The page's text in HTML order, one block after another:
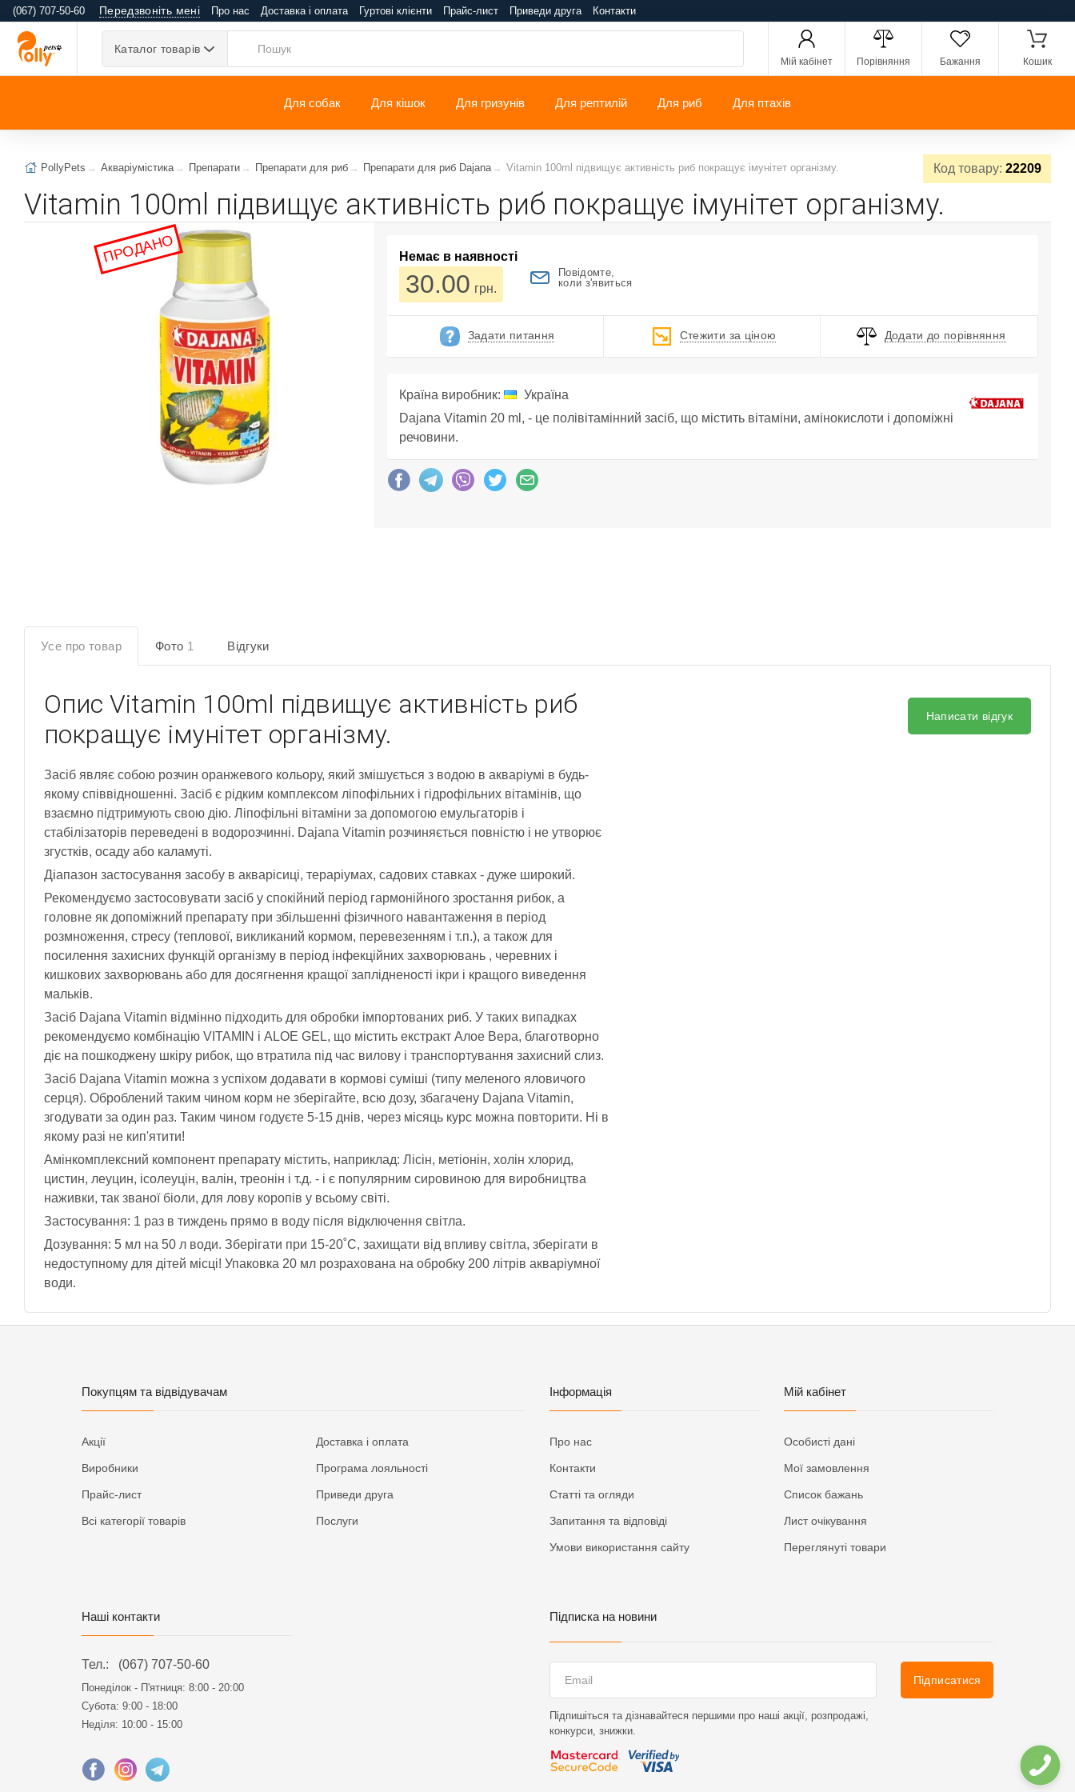
(067) 707-50-60 Передзвоніть мені Про нас Доставка і оплата Гуртові клієнти Прайс-лист Приведи друга Контакти
Каталог товарів
Мій кабінет Порівняння Бажання Кошик
Для собак Для кішок Для гризунів Для рептилій Для риб Для птахів
Код товару: 22209
PollyPets Акваріумістика Препарати Препарати для риб Препарати для риб Dajana Vitamin 100ml підвищує активність риб покращує імунітет організму.
Vitamin 100ml підвищує активність риб покращує імунітет організму.
ПРОДАНО Немає в наявності
30.00 грн.
Повідомте,
коли з'явиться
Задати питання Стежити за ціною Додати до порівняння
Країна виробник:
Україна
Dajana Vitamin 20 ml, - це полівітамінний засіб, що містить вітаміни, амінокислоти і допоміжні
речовини.
Усе про товар Фото 1 Відгуки
Опис Vitamin 100ml підвищує активність риб
покращує імунітет організму.
Засіб являє собою розчин оранжевого кольору, який змішується з водою в акваріумі в будь-
якому співвідношенні. Засіб є рідким комплексом ліпофільних і гідрофільних вітамінів, що
взаємно підтримують свою дію. Ліпофільні вітаміни за допомогою емульгаторів і
стабілізаторів переведені в водорозчинні. Dajana Vitamin розчиняється повністю і не утворює
згустків, осаду або каламуті.
Діапазон застосування засобу в акварісиці, тераріумах, садових ставках - дуже широкий.
Рекомендуємо застосовувати засіб у спокійний період гармонійного зростання рибок, а
головне як допоміжний препарату при збільшенні фізичного навантаження в період
розмноження, стресу (теплової, викликаний кормом, перевезенням і т.п.), а також для
посилення захисних функцій організму в період інфекційних захворювань , черевних і
кишкових захворювань або для досягнення кращої заплідненості ікри і кращого виведення
мальків.
Засіб Dajana Vitamin відмінно підходить для обробки імпортованих риб. У таких випадках
рекомендуємо комбінацію VITAMIN і ALOE GEL, що містить екстракт Алое Вера, благотворно
діє на пошкоджену шкіру рибок, що втратила під час вилову і транспортування захисний слиз.
Засіб Dajana Vitamin можна з успіхом додавати в кормові суміші (типу меленого яловичого
серця). Оброблений таким чином корм не зберігайте, всю дозу, збагачену Dajana Vitamin,
згодувати за один раз. Таким чином годуєте 5-15 днів, через місяць курс можна повторити. Ні в
якому разі не кип'ятити!
Амінкомплексний компонент препарату містить, наприклад: Лісін, метіонін, холін хлорид,
цистин, леуцин, ісолеуцін, валін, треонін і т.д. - і є популярним сировиною для виробництва
наживки, так званої біоли, для лову коропів у всьому світі.
Застосування: 1 раз в тиждень прямо в воду після відключення світла.
Дозування: 5 мл на 50 л води. Зберігати при 15-20˚C, захищати від впливу світла, зберігати в
недоступному для дітей місці! Упаковка 20 мл розрахована на обробку 200 літрів акваріумної
води.
Написати відгук
Покупцям та відвідувачам
Акції
Виробники
Прайс-лист
Всі категорії товарів
Доставка і оплата
Програма лояльності
Приведи друга
Послуги
Інформація
Про нас
Контакти
Статті та огляди
Запитання та відповіді
Умови використання сайту
Мій кабінет
Особисті дані
Мої замовлення
Список бажань
Лист очікування
Переглянуті товари
Наші контакти
Тел.: (067) 707-50-60
Понеділок - П'ятниця: 8:00 - 20:00
Субота: 9:00 - 18:00
Неділя: 10:00 - 15:00
Підписка на новини
Підпишіться та дізнавайтеся першими про наші акції, розпродажі,
конкурси, знижки.
Підписатися